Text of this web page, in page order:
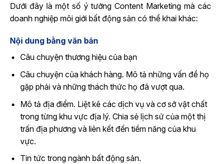
Dưới đây là một số ý tưởng Content Marketing mà các
doanh nghiệp môi giới bất động sản có thể khai khác:
Nội dung bằng văn bản
Câu chuyện thương hiệu của bạn
Câu chuyện của khách hàng. Mô tả những vấn đề họ
gặp phải và những thách thức họ đã vượt qua.
Mô tả địa điểm. Liệt kê các dịch vụ và cơ sở vật chất
trong từng khu vực địa lý. Chia sẻ lịch sử của một thị
trấn địa phương và liên kết đến tiềm năng của khu
vực.
Tin tức trong ngành bất động sản.